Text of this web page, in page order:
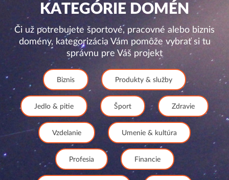
KATEGÓRIE DOMÉN
Či už potrebujete športové, pracovné alebo biznis
domény, kategorizácia Vám pomôže vybrať si tu
správnu pre Váš projekt
Biznis Produkty & služby
Jedlo & pitie Šport Zdravie
Vzdelanie Umenie & kultúra
Profesia Financie